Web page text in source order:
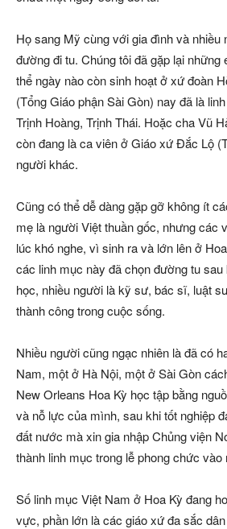
Họ sang Mỹ cùng với gia đình và nhiều
đường đi tu. Chúng tôi đã gặp lại những
thể ngày nào còn sinh hoạt ở xứ đoàn
(Tổng Giáo phận Sài Gòn) nay đã là
Trịnh Hoàng, Trịnh Thái. Hoặc cha Vũ
còn đang là ca viên ở Giáo xứ Đắc Lộ
người khác.
Cũng có thể dễ dàng gặp gỡ không ít
mẹ là người Việt thuần gốc, nhưng các
lúc khó nghe, vì sinh ra và lớn lên ở
các linh mục này đã chọn đường tu sau
học, nhiều người là kỹ sư, bác sĩ, luật
thành công trong cuộc sống.
Nhiều người cũng ngạc nhiên là đã có
Nam, một ở Hà Nội, một ở Sài Gòn
New Orleans Hoa Kỳ học tập bằng
và nỗ lực của mình, sau khi tốt nghiệp
đất nước mà xin gia nhập Chủng viện
thành linh mục trong lễ phong chức vào
Số linh mục Việt Nam ở Hoa Kỳ đang
vực, phần lớn là các giáo xứ đa sắc